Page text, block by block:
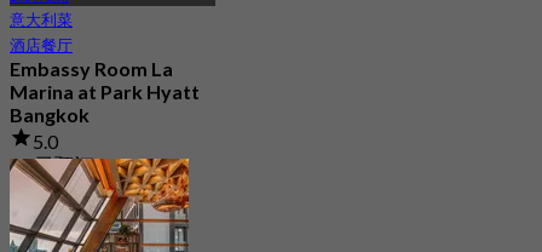
意大利菜
酒店餐厅
Embassy Room La
Marina at Park Hyatt
Bangkok
5.0
90 已预订
฿ 980